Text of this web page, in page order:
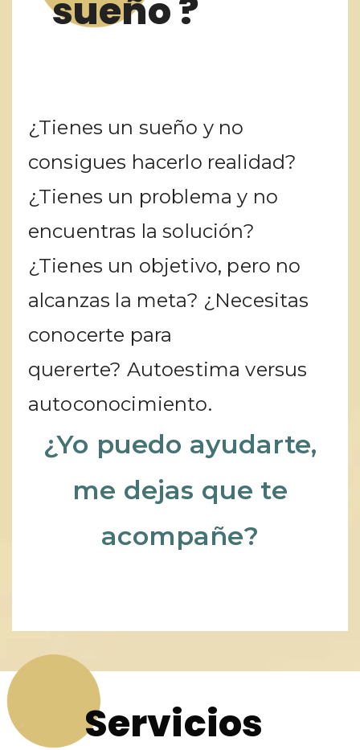
sueño ?
¿Tienes un sueño y no
consigues hacerlo realidad?
¿Tienes un problema y no
encuentras la solución?
¿Tienes un objetivo, pero no
alcanzas la meta? ¿Necesitas
conocerte para
quererte? Autoestima versus
autoconocimiento.
¿Yo puedo ayudarte,
me dejas que te
acompañe?
Servicios